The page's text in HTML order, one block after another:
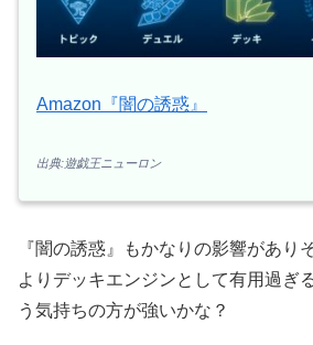
Amazon『闇の誘惑』
出典:遊戯王ニューロン
『闇の誘惑』もかなりの影響があり
よりデッキエンジンとして有用過ぎ
う気持ちの方が強いかな？